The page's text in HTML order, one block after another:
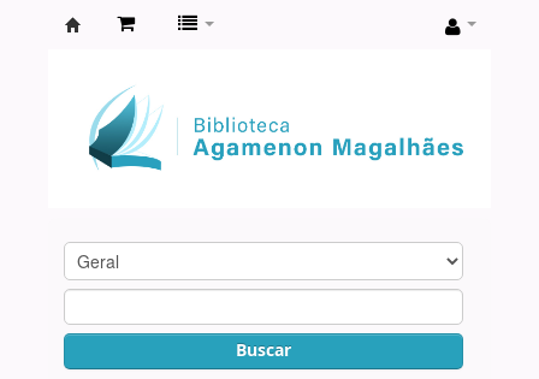
Agamenon
Magalhães
Buscar